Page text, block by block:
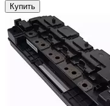
Купить